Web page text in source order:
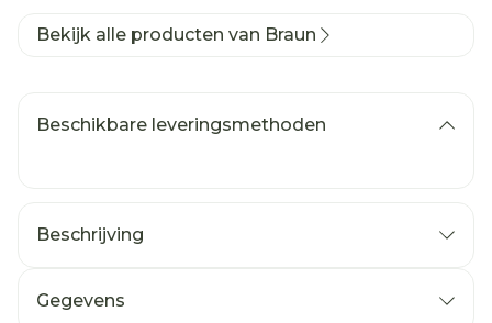
Bekijk alle producten van Braun
Beschikbare leveringsmethoden
Beschrijving
Gegevens